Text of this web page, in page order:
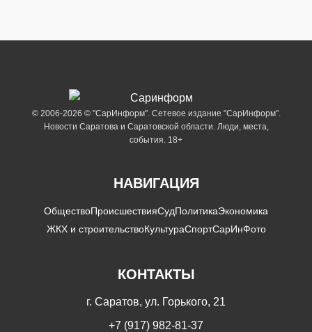
© 2006-2026 © "СарИнформ". Сетевое издание "СарИнформ".
Новости Саратова и Саратовской области. Люди, места,
события. 18+
НАВИГАЦИЯ
ОбществоПроисшествияСудПолитикаЭкономика
ЖКХ и строительствоКультураСпортСарИнФото
КОНТАКТЫ
г. Саратов, ул. Горького, 21
+7 (917) 982-81-37